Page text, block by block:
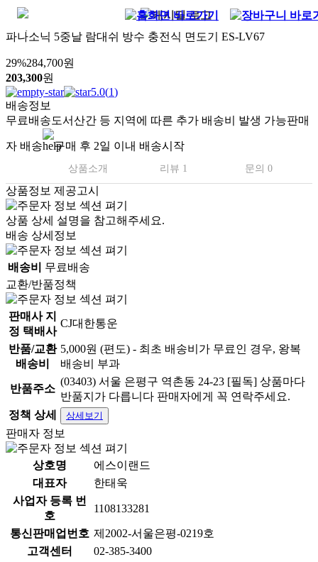
파나소닉 5중날 람대쉬 방수 충전식 면도기 ES-LV67
29%284,700원
203,300원
5.0(1)
배송정보
무료배송도서산간 등 지역에 따른 추가 배송비 발생 가능판매
자 배송 구매 후 2일 이내 배송시작
상품소개 리뷰 1 문의 0
상품정보 제공고시
상품 상세 설명을 참고해주세요.
배송 상세정보
배송비
무료배송
교환/반품정책
판매사 지
정 택배사
CJ대한통운
반품/교환
배송비
5,000원 (편도) - 최초 배송비가 무료인 경우, 왕복
배송비 부과
반품주소
(03403) 서울 은평구 역촌동 24-23 [필독] 상품마다
반품지가 다릅니다 판매자에게 꼭 연락주세요.
정책 상세
상세보기
판매자 정보
상호명
에스이랜드
대표자
한태욱
사업자 등록 번
호
1108133281
통신판매업번호 제2002-서울은평-0219호
고객센터
02-385-3400